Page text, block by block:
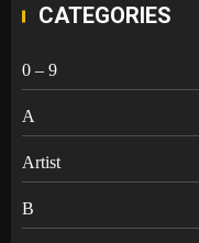
CATEGORIES
0 – 9
A
Artist
B